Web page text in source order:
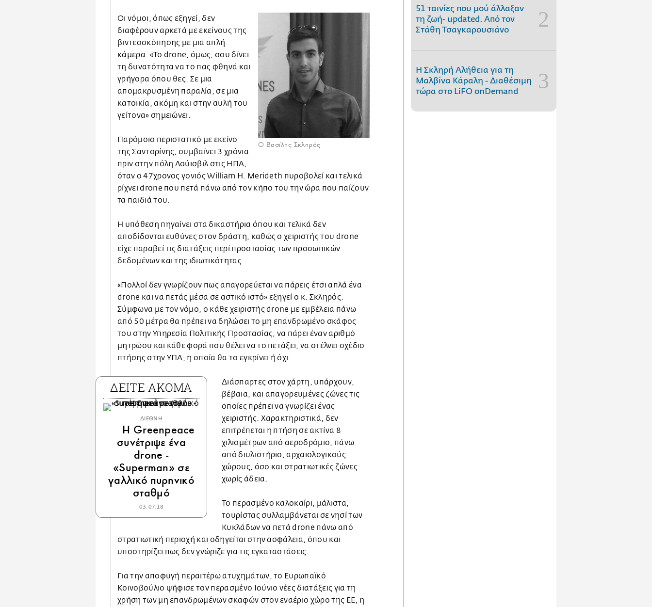
O Βασίλης Σκληρός
Οι νόμοι, όπως εξηγεί, δεν
διαφέρουν αρκετά με εκείνους της
βιντεοσκόπησης με μια απλή
κάμερα. «Το drone, όμως, σου δίνει
τη δυνατότητα να το πας φθηνά και
γρήγορα όπου θες. Σε μια
απομακρυσμένη παραλία, σε μια
κατοικία, ακόμη και στην αυλή του
γείτονα» σημειώνει.
Παρόμοιο περιστατικό με εκείνο
της Σαντορίνης, συμβαίνει 3 χρόνια
πριν στην πόλη Λούισβιλ στις ΗΠΑ,
όταν ο 47χρονος γονιός William H. Merideth πυροβολεί και τελικά
ρίχνει drone που πετά πάνω από τον κήπο του την ώρα που παίζουν
τα παιδιά του.
Η υπόθεση πηγαίνει στα δικαστήρια όπου και τελικά δεν
αποδίδονται ευθύνες στον δράστη, καθώς ο χειριστής του drone
είχε παραβεί τις διατάξεις περί προστασίας των προσωπικών
δεδομένων και της ιδιωτικότητας.
«Πολλοί δεν γνωρίζουν πως απαγορεύεται να πάρεις έτσι απλά ένα
drone και να πετάς μέσα σε αστικό ιστό» εξηγεί ο κ. Σκληρός.
Σύμφωνα με τον νόμο, ο κάθε χειριστής drone με εμβέλεια πάνω
από 50 μέτρα θα πρέπει να δηλώσει το μη επανδρωμένο σκάφος
του στην Υπηρεσία Πολιτικής Προστασίας, να πάρει έναν αριθμό
μητρώου και κάθε φορά που θέλει να το πετάξει, να στέλνει σχέδιο
πτήσης στην ΥΠΑ, η οποία θα το εγκρίνει ή όχι.
ΔΕΙΤΕ ΑΚΟΜΑ
ΔΙΕΘΝΗ
Η Greenpeace
συνέτριψε ένα
drone -
«Superman» σε
γαλλικό πυρηνικό
σταθμό
03.07.18
Διάσπαρτες στον χάρτη, υπάρχουν,
βέβαια, και απαγορευμένες ζώνες τις
οποίες πρέπει να γνωρίζει ένας
χειριστής. Χαρακτηριστικά, δεν
επιτρέπεται η πτήση σε ακτίνα 8
χιλιομέτρων από αεροδρόμιο, πάνω
από διυλιστήριο, αρχαιολογικούς
χώρους, όσο και στρατιωτικές ζώνες
χωρίς άδεια.
Το περασμένο καλοκαίρι, μάλιστα,
τουρίστας συλλαμβάνεται σε νησί των
Κυκλάδων να πετά drone πάνω από
στρατιωτική περιοχή και οδηγείται στην ασφάλεια, όπου και
υποστηρίζει πως δεν γνώριζε για τις εγκαταστάσεις.
Για την αποφυγή περαιτέρω ατυχημάτων, το Ευρωπαϊκό
Κοινοβούλιο ψήφισε τον περασμένο Ιούνιο νέες διατάξεις για τη
χρήση των μη επανδρωμένων σκαφών στον εναέριο χώρο της ΕΕ, η
51 ταινίες που μού άλλαξαν
τη ζωή- updated. Aπό τον
Στάθη Τσαγκαρουσιάνο
Η Σκληρή Αλήθεια για τη
Μαλβίνα Κάραλη - Διαθέσιμη
τώρα στo LiFO onDemand